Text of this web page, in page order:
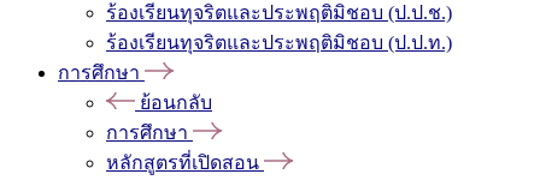
ร้องเรียนทุจริตและประพฤติมิชอบ (ป.ป.ช.)
ร้องเรียนทุจริตและประพฤติมิชอบ (ป.ป.ท.)
การศึกษา
ย้อนกลับ
การศึกษา
หลักสูตรที่เปิดสอน